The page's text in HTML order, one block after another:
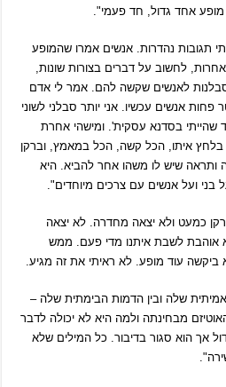
אחד גדול, חד פעמי".
תגובות נהדרות. אנשים אמרו שהמופע
לחשוב על דברים בצורות שונות,
לאנשים שקשה להם. אמר לי אדם
אנשים עכשיו. אני יותר סבלני לשוני
שהייתי בסדנא עסקית'. ומישהי אחרת
איתו, הכל קשה, הכל במאמץ, וברקן
שיש לו משהו אחר להביא. היא
ועל אנשים עם צרכים מיוחדים".
כמעט ולא יצאה מחדרה. לא יצאה
אוהבת לשבת איתנו מדי פעם. ממש
ביקשה עוד מופע. לא ראיתי את זה מגיע.
שלה ובין הדמות הבימתית שלה –
מבחינתה ולמה היא לא יכולה לדבר
אך הוא סגור בדיבור. כל המילים שלא